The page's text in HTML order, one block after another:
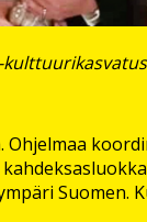
Suomen.